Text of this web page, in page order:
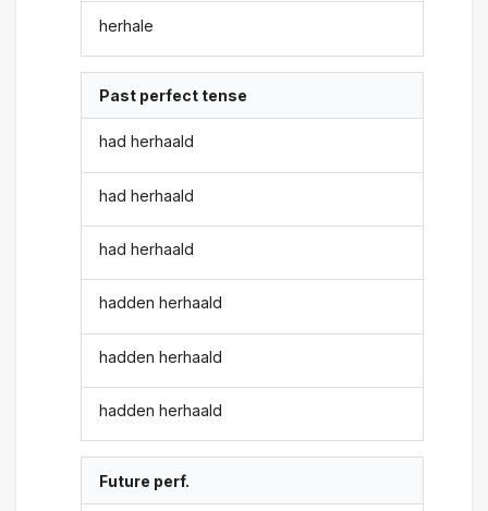
herhale
Past perfect tense
had herhaald
had herhaald
had herhaald
hadden herhaald
hadden herhaald
hadden herhaald
Future perf.